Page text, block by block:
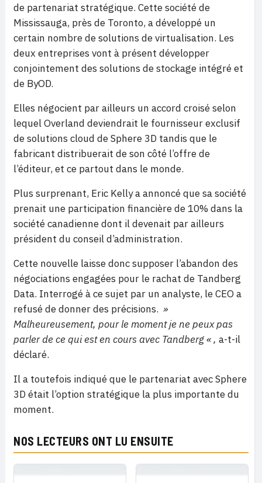
de partenariat stratégique. Cette société de
Mississauga, près de Toronto, a développé un
certain nombre de solutions de virtualisation. Les
deux entreprises vont à présent développer
conjointement des solutions de stockage intégré et
de ByOD.
Elles négocient par ailleurs un accord croisé selon
lequel Overland deviendrait le fournisseur exclusif
de solutions cloud de Sphere 3D tandis que le
fabricant distribuerait de son côté l’offre de
l’éditeur, et ce partout dans le monde.
Plus surprenant, Eric Kelly a annoncé que sa société
prenait une participation financière de 10% dans la
société canadienne dont il devenait par ailleurs
président du conseil d’administration.
Cette nouvelle laisse donc supposer l’abandon des
négociations engagées pour le rachat de Tandberg
Data. Interrogé à ce sujet par un analyste, le CEO a
refusé de donner des précisions. »
Malheureusement, pour le moment je ne peux pas
parler de ce qui est en cours avec Tandberg « , a-t-il
déclaré.
Il a toutefois indiqué que le partenariat avec Sphere
3D était l’option stratégique la plus importante du
moment.
NOS LECTEURS ONT LU ENSUITE